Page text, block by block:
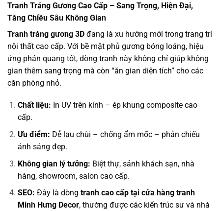
Tranh Tráng Gương Cao Cấp – Sang Trọng, Hiện Đại,
Tăng Chiều Sâu Không Gian
Tranh tráng gương 3D đang là xu hướng mới trong trang trí
nội thất cao cấp. Với bề mặt phủ gương bóng loáng, hiệu
ứng phản quang tốt, dòng tranh này không chỉ giúp không
gian thêm sang trọng mà còn “ăn gian diện tích” cho các
căn phòng nhỏ.
Chất liệu: In UV trên kính – ép khung composite cao
cấp.
Ưu điểm: Dễ lau chùi – chống ẩm mốc – phản chiếu
ánh sáng đẹp.
Không gian lý tưởng: Biệt thự, sảnh khách sạn, nhà
hàng, showroom, salon cao cấp.
SEO: Đây là dòng tranh cao cấp tại cửa hàng tranh
Minh Hưng Decor, thường được các kiến trúc sư và nhà